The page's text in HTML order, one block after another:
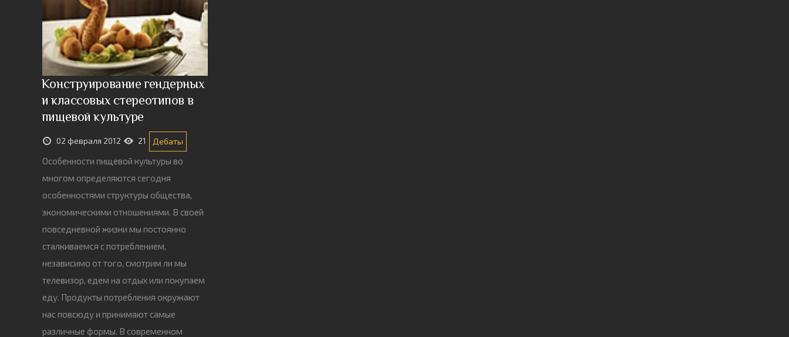
Конструирование гендерных
и классовых стереотипов в
пищевой культуре
02 февраля 2012 21 Дебаты
Особенности пищевой культуры во
многом определяются сегодня
особенностями структуры общества,
экономическими отношениями. В своей
повседневной жизни мы постоянно
сталкиваемся с потреблением,
независимо от того, смотрим ли мы
телевизор, едем на отдых или покупаем
еду. Продукты потребления окружают
нас повсюду и принимают самые
различные формы. В современном